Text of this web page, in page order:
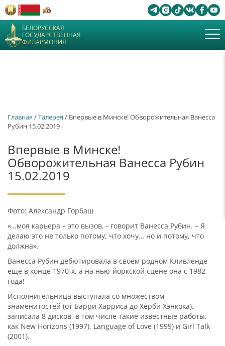
БЕЛОРУССКАЯ
ГОСУДАРСТВЕННАЯ
ФИЛАРМОНИЯ
Главная / Галерея / Впервые в Минске! Обворожительная Ванесса
Рубин 15.02.2019
Впервые в Минске!
Обворожительная Ванесса Рубин
15.02.2019
Фото: Александр Горбаш
«…моя карьера – это вызов, - говорит Ванесса Рубин. – Я
делаю это не только потому, что хочу… но и потому, что
должна».
Ванесса Рубин дебютировала в своём родном Кливленде
ещё в конце 1970-х, а на нью-йоркской сцене она с 1982
года!
Исполнительница выступала со множеством
знаменитостей (от Барри Харриса до Хёрби Хэнкока),
записала 8 дисков, в том числе такие известные работы,
как New Horizons (1997), Language of Love (1999) и Girl Talk
(2001).